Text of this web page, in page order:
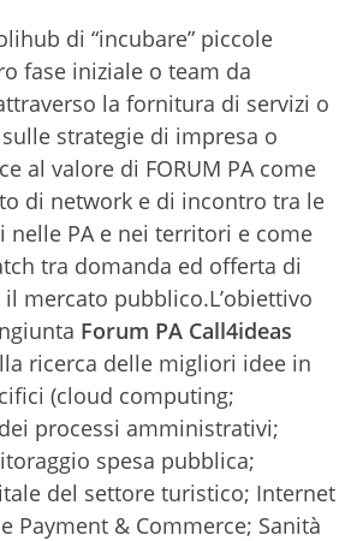
di “incubare” piccole
fase iniziale o team da
la fornitura di servizi o
strategie di impresa o
al valore di FORUM PA come
di network e di incontro tra le
PA e nei territori e come
tra domanda ed offerta di
mercato pubblico.L’obiettivo
Forum PA Call4ideas
ricerca delle migliori idee in
(cloud computing;
processi amministrativi;
spesa pubblica;
del settore turistico; Internet
Payment & Commerce; Sanità